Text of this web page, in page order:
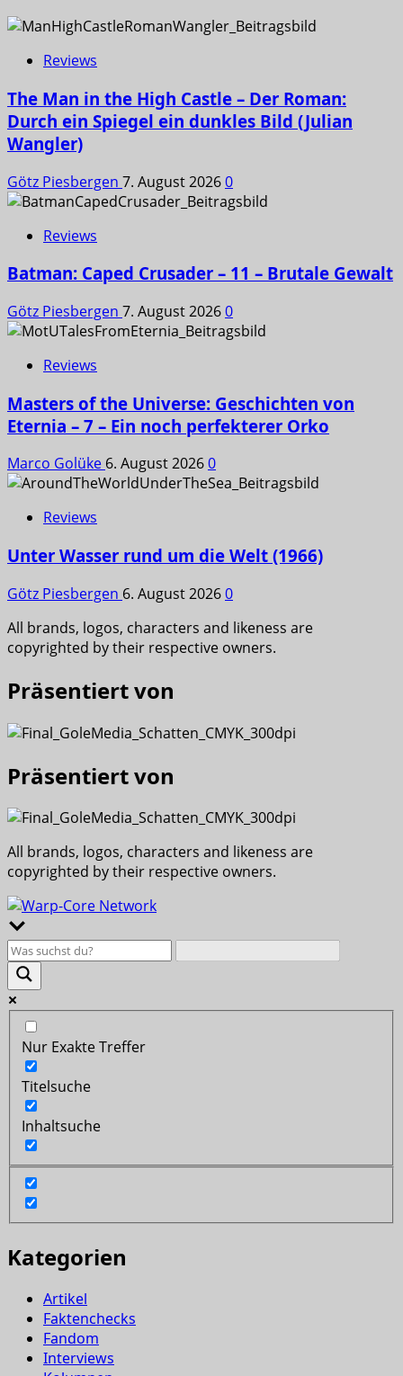
Reviews
The Man in the High Castle – Der Roman:
Durch ein Spiegel ein dunkles Bild (Julian
Wangler)
Götz Piesbergen 7. August 20260
Reviews
Batman: Caped Crusader – 11 – Brutale Gewalt
Götz Piesbergen 7. August 20260
Reviews
Masters of the Universe: Geschichten von
Eternia – 7 – Ein noch perfekterer Orko
Marco Golüke 6. August 20260
Reviews
Unter Wasser rund um die Welt (1966)
Götz Piesbergen 6. August 20260
All brands, logos, characters and likeness are
copyrighted by their respective owners.
Präsentiert von
Präsentiert von
All brands, logos, characters and likeness are
copyrighted by their respective owners.
Nur Exakte Treffer
Titelsuche
Inhaltsuche
Kategorien
Artikel
Faktenchecks
Fandom
Interviews